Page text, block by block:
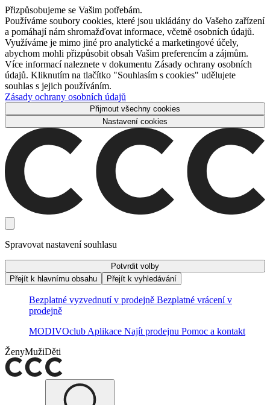
Přizpůsobujeme se Vašim potřebám.
Používáme soubory cookies, které jsou ukládány do Vašeho zařízení
a pomáhají nám shromažďovat informace, včetně osobních údajů.
Využíváme je mimo jiné pro analytické a marketingové účely,
abychom mohli přizpůsobit obsah Vašim preferencím a zájmům.
Více informací naleznete v dokumentu Zásady ochrany osobních
údajů. Kliknutím na tlačítko "Souhlasím s cookies" udělujete
souhlas s jejich používáním.
Zásady ochrany osobních údajů
Přijmout všechny cookies
Nastavení cookies
Spravovat nastavení souhlasu
Potvrdit volby
Přejít k hlavnímu obsahu
Přejít k vyhledávání
Bezplatné vyzvednutí v prodejně Bezplatné vrácení v
prodejně
MODIVOclub Aplikace Najít prodejnu Pomoc a kontakt
ŽenyMužiDěti